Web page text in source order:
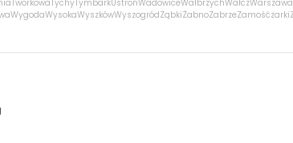
TworkowaTychyTymbarkUstrońWadowiceWałbrzychWałczWarszawa
WygodaWysokaWyszkówWyszogródZąbkiŻabnoZabrzeZamośćżarki